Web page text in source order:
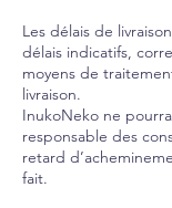
Les délais de
délais indicatifs,
moyens de
livraison.
InukoNeko ne
responsable des
retard
fait.